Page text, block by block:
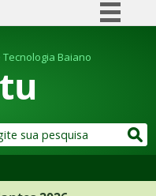
Comunica BR
Legislação
Baiano